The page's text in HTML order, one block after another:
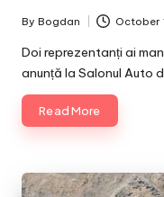
Posted
by
By Bogdan October
Doi reprezentanți ai
anunță la Salonul Auto
Read More